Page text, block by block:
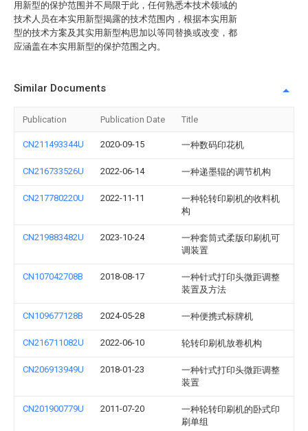
用新型的保护范围并不局限于此，任何熟悉本技术领域的
技术人员在本实用新型揭露的技术范围内，根据本实用新
型的技术方案及其实用新型构思加以等同替换或改变，都
应涵盖在本实用新型的保护范围之内。
Similar Documents
Publication Publication Date Title
CN211493344U 2020-09-15 一种数码印花机
CN216733526U 2022-06-14 一种递墨辊的调节机构
CN217780220U 2022-11-11
一种轮转印刷机的收料机
构
CN219883482U 2023-10-24
一种套筒式柔版印刷机可
调装置
CN107042708B 2018-08-17
一种针式打印头微距调整
装置及方法
CN109677128B 2024-05-28 一种便携式标牌机
CN216711082U 2022-06-10 轮转印刷机放卷机构
CN206913949U 2018-01-23
一种针式打印头微距调整
装置
CN201900779U 2011-07-20
一种轮转印刷机的卧式印
刷单组